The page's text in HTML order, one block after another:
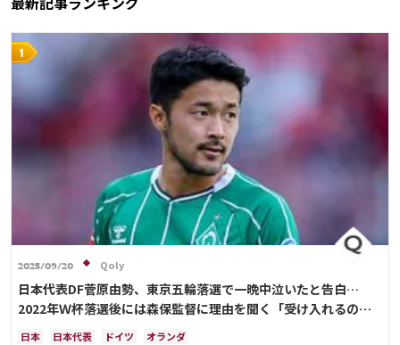
2025/09/20 Qoly
日本代表DF菅原由勢、東京五輪落選で一晩中泣いたと告白…
2022年Ｗ杯落選後には森保監督に理由を聞く「受け入れるのは
難しかった」
日本 日本代表 ドイツ オランダ